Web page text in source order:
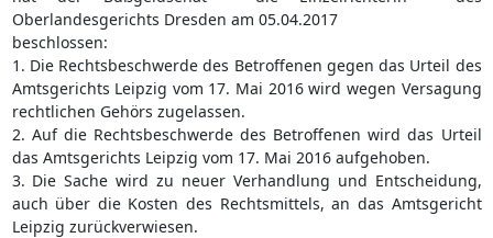
Oberlandesgerichts Dresden am 05.04.2017
beschlossen:
1. Die Rechtsbeschwerde des Betroffenen gegen das Urteil des
Amtsgerichts Leipzig vom 17. Mai 2016 wird wegen Versagung
rechtlichen Gehörs zugelassen.
2. Auf die Rechtsbeschwerde des Betroffenen wird das Urteil
das Amtsgerichts Leipzig vom 17. Mai 2016 aufgehoben.
3. Die Sache wird zu neuer Verhandlung und Entscheidung,
auch über die Kosten des Rechtsmittels, an das Amtsgericht
Leipzig zurückverwiesen.